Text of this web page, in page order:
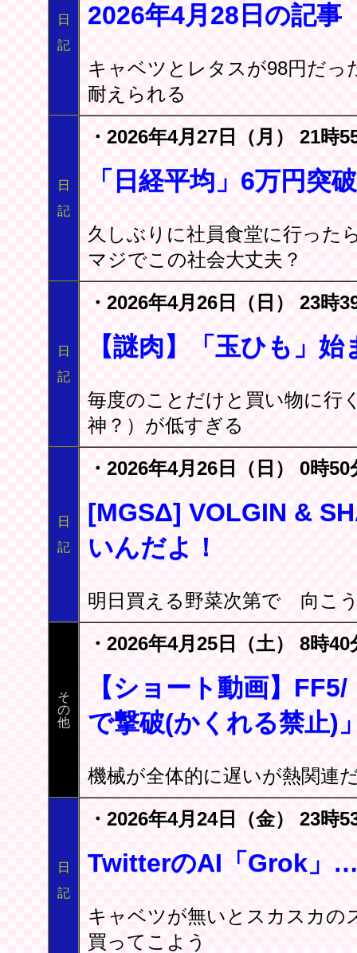
日
記
2026年4月28日の記事
キャベツとレタスが98円だっ
耐えられる
日
記
・2026年4月27日（月） 21時
「日経平均」6万円
久しぶりに社員食堂に行った
マジでこの社会大丈夫？
日
記
・2026年4月26日（日） 23時
【謎肉】「玉ひも」
毎度のことだけと買い物に行
神？）が低すぎる
日
記
・2026年4月26日（日） 0時50
[MGSΔ] VOLGIN &
いんだよ！
明日買える野菜次第で 向こ
そ
の
他
・2026年4月25日（土） 8時40
【ショート動画】
で撃破(かくれる禁止)
機械が全体的に遅いが熱関連
日
記
・2026年4月24日（金） 23時
TwitterのAI「Grok」
キャベツが無いとスカスカの
買ってこよう